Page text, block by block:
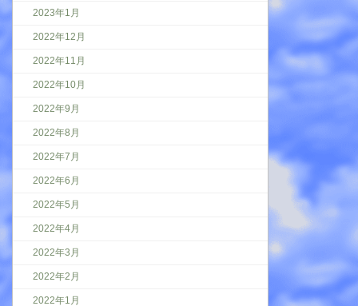
2023年1月
2022年12月
2022年11月
2022年10月
2022年9月
2022年8月
2022年7月
2022年6月
2022年5月
2022年4月
2022年3月
2022年2月
2022年1月